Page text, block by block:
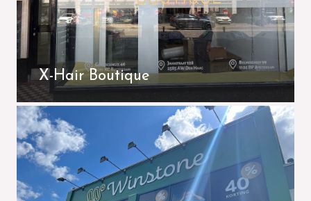
X-Hair Boutique